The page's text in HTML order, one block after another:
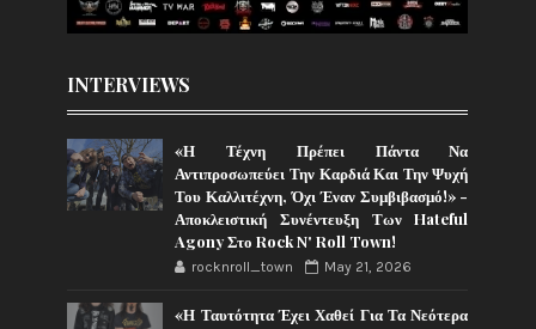
INTERVIEWS
«Η Τέχνη Πρέπει Πάντα Να
Αντιπροσωπεύει Την Καρδιά Και Την Ψυχή
Του Καλλιτέχνη, Όχι Έναν Συμβιβασμό!» -
Αποκλειστική Συνέντευξη Των Hateful
Agony Στο Rock N' Roll Town!
rocknroll_town May 21, 2026
«Η Ταυτότητα Έχει Χαθεί Για Τα Νεότερα